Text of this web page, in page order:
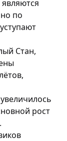
по
Стан,
рост